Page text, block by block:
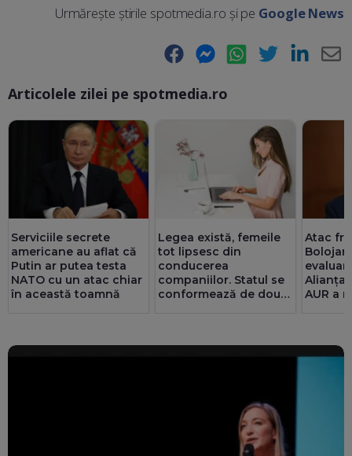
Urmărește știrile spotmedia.ro și pe Google News
Facebook Messenger WhatsApp Twitter LinkedIn
Articolele zilei pe spotmedia.ro
Serviciile secrete
americane au aflat că
Putin ar putea testa
NATO cu un atac chiar
în această toamnă
Legea există, femeile
tot lipsesc din
conducerea
companiilor. Statul se
conformează de două
Atac
Alianța
AUR a